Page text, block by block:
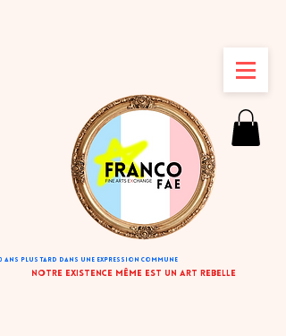
ANS PLUS TARD DANS UNE EXPRESSION COMMUNE
existence même est un art rebelle